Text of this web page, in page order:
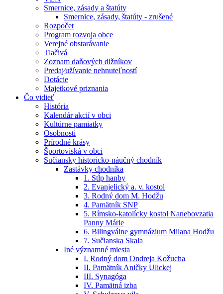
Smernice, zásady a štatúty
Smernice, zásady, štatúty - zrušené
Rozpočet
Program rozvoja obce
Verejné obstarávanie
Tlačivá
Zoznam daňových dlžníkov
Predaj⁄užívanie nehnuteľností
Dotácie
Majetkové priznania
Čo vidieť
História
Kalendár akcií v obci
Kultúrne pamiatky
Osobnosti
Prírodné krásy
Športoviská v obci
Sučiansky historicko-náučný chodník
Zastávky chodníka
1. Stĺp hanby
2. Evanjelický a. v. kostol
3. Rodný dom M. Hodžu
4. Pamätník SNP
5. Rímsko-katolícky kostol Nanebovzatia
Panny Márie
6. Bilingválne gymnázium Milana Hodžu
7. Sučianska Skala
Iné významné miesta
I. Rodný dom Ondreja Kožucha
II. Pamätník Aničky Ulickej
III. Synagóga
IV. Pamätná izba